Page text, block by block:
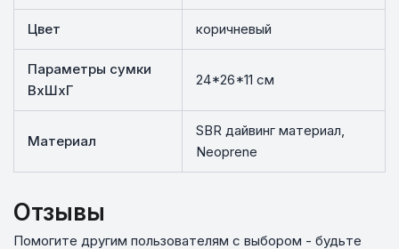
Цвет коричневый
Параметры сумки
ВхШхГ
24*26*11 см
Материал
SBR дайвинг материал,
Neoprene
Отзывы
Помогите другим пользователям с выбором - будьте